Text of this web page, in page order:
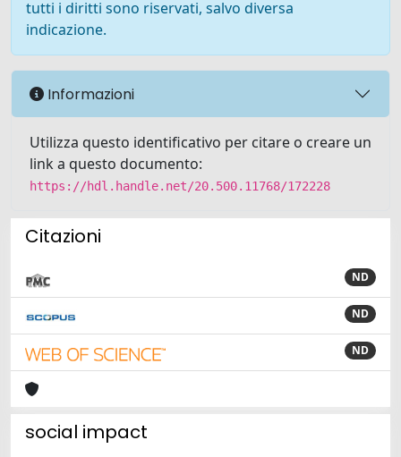
tutti i diritti sono riservati, salvo diversa
indicazione.
Informazioni
Utilizza questo identificativo per citare o creare un
link a questo documento:
https://hdl.handle.net/20.500.11768/172228
Citazioni
ND
ND
ND
social impact